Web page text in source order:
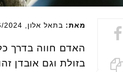
מאת: בתאל אלון
האדם חווה בדרך
בזולת וגם אובדן